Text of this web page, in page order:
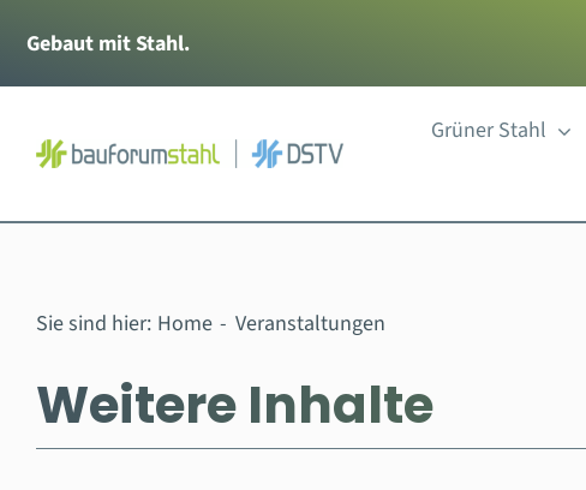
Inhalt
springen
Gebaut mit Stahl.
Grüner Stahl
Sie sind hier: Home Veranstaltungen
Weitere Inhalte